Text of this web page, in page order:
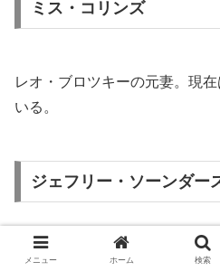
ミス・コリンズ
レオ・ブロツキーの元妻。現
いる。
ジェフリー・ソーンダー
ライダーのイングランド学校
メニュー ホーム 検索